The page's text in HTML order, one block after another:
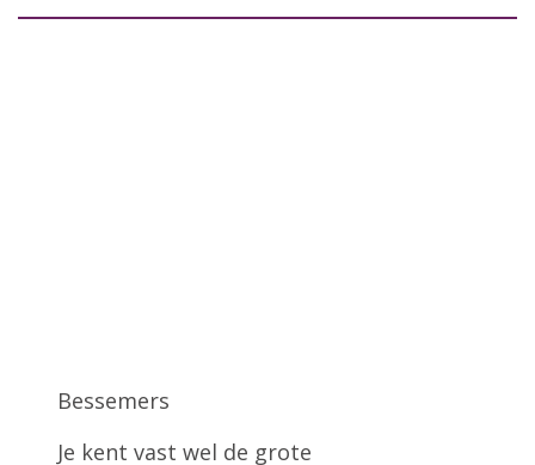
Bessemers
Je kent vast wel de grote